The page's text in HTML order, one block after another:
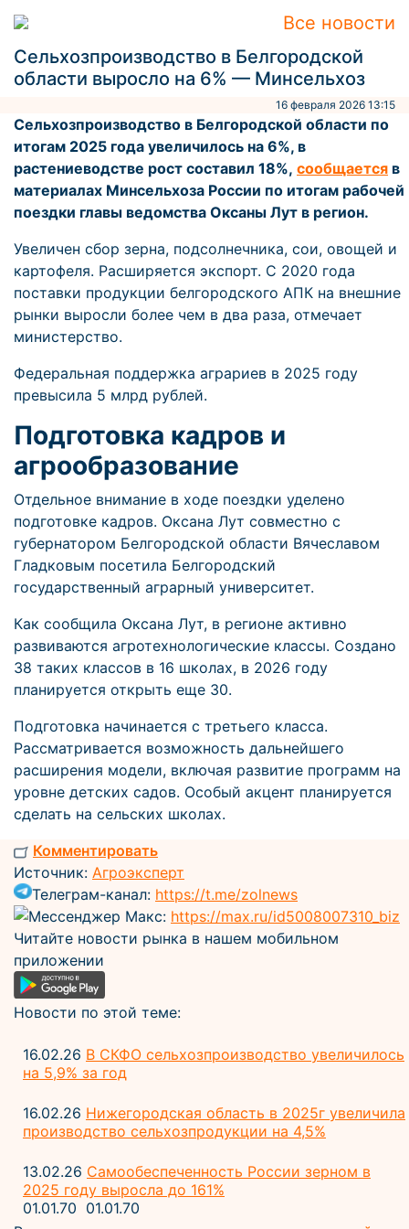
Все новости
Сельхозпроизводство в Белгородской
области выросло на 6% — Минсельхоз
16 февраля 2026 13:15
Сельхозпроизводство в Белгородской области по
итогам 2025 года увеличилось на 6%, в
растениеводстве рост составил 18%, сообщается в
материалах Минсельхоза России по итогам рабочей
поездки главы ведомства Оксаны Лут в регион.
Увеличен сбор зерна, подсолнечника, сои, овощей и
картофеля. Расширяется экспорт. С 2020 года
поставки продукции белгородского АПК на внешние
рынки выросли более чем в два раза, отмечает
министерство.
Федеральная поддержка аграриев в 2025 году
превысила 5 млрд рублей.
Подготовка кадров и
агрообразование
Отдельное внимание в ходе поездки уделено
подготовке кадров. Оксана Лут совместно с
губернатором Белгородской области Вячеславом
Гладковым посетила Белгородский
государственный аграрный университет.
Как сообщила Оксана Лут, в регионе активно
развиваются агротехнологические классы. Создано
38 таких классов в 16 школах, в 2026 году
планируется открыть еще 30.
Подготовка начинается с третьего класса.
Рассматривается возможность дальнейшего
расширения модели, включая развитие программ на
уровне детских садов. Особый акцент планируется
сделать на сельских школах.
Комментировать
Источник: Агроэксперт
Телеграм-канал: https://t.me/zolnews
Мессенджер Макс: https://max.ru/id5008007310_biz
Читайте новости рынка в нашем мобильном
приложении
Новости по этой теме:
16.02.26 В СКФО сельхозпроизводство увеличилось
на 5,9% за год
16.02.26 Нижегородская область в 2025г увеличила
производство сельхозпродукции на 4,5%
13.02.26 Самообеспеченность России зерном в
2025 году выросла до 161%
01.01.70 01.01.70